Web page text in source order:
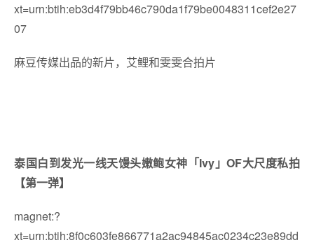
xt=urn:btih:eb3d4f79bb46c790da1f79be0048311cef2e27
07
麻豆传媒出品的新片，艾鲤和雯雯合拍片
泰国白到发光一线天馒头嫩鲍女神「Ivy」OF大尺度私拍
【第一弹】
magnet:?
xt=urn:btih:8f0c603fe866771a2ac94845ac0234c23e89dd